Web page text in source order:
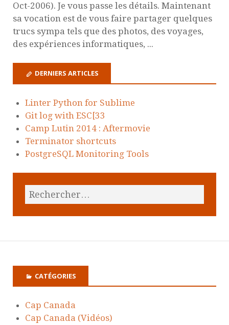
Oct-2006). Je vous passe les détails. Maintenant
sa vocation est de vous faire partager quelques
trucs sympa tels que des photos, des voyages,
des expériences informatiques, ...
DERNIERS ARTICLES
Linter Python for Sublime
Git log with ESC[33
Camp Lutin 2014 : Aftermovie
Terminator shortcuts
PostgreSQL Monitoring Tools
CATÉGORIES
Cap Canada
Cap Canada (Vidéos)